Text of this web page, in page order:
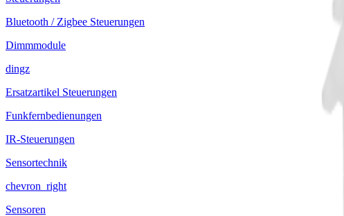
Bluetooth / Zigbee Steuerungen
Dimmmodule
dingz
Ersatzartikel Steuerungen
Funkfernbedienungen
IR-Steuerungen
Sensortechnik
chevron_right
Sensoren